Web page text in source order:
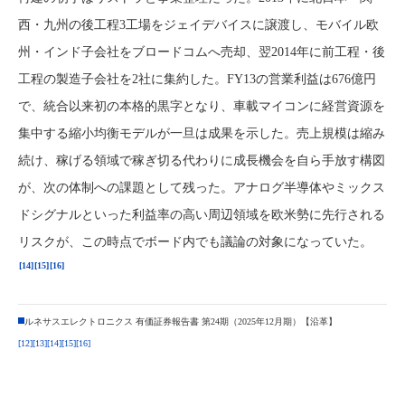
西・九州の後工程3工場をジェイデバイスに譲渡し、モバイル欧
州・インド子会社をブロードコムへ売却、翌2014年に前工程・後
工程の製造子会社を2社に集約した。FY13の営業利益は676億円
で、統合以来初の本格的黒字となり、車載マイコンに経営資源を
集中する縮小均衡モデルが一旦は成果を示した。売上規模は縮み
続け、稼げる領域で稼ぎ切る代わりに成長機会を自ら手放す構図
が、次の体制への課題として残った。アナログ半導体やミックス
ドシグナルといった利益率の高い周辺領域を欧米勢に先行される
リスクが、この時点でボード内でも議論の対象になっていた。
[14][15][16]
ルネサスエレクトロニクス 有価証券報告書 第24期（2025年12月期）【沿革】
[12][13][14][15][16]